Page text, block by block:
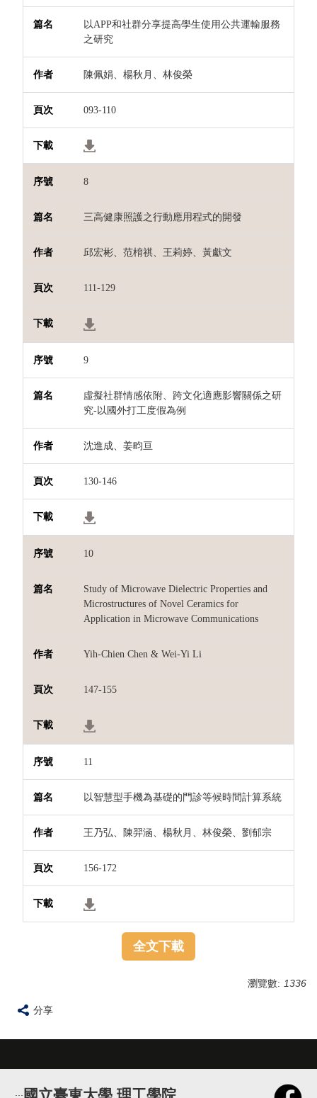
以APP和社群分享提高學生使用公共運輸服務
之研究
陳佩娟、楊秋月、林俊榮
093-110
8
三高健康照護之行動應用程式的開發
邱宏彬、范棛祺、王莉婷、黃獻文
111-129
9
虛擬社群情感依附、跨文化適應影響關係之研
究-以國外打工度假為例
沈進成、姜畇亘
130-146
10
Study of Microwave Dielectric Properties and
Microstructures of Novel Ceramics for
Application in Microwave Communications
Yih-Chien Chen & Wei-Yi Li
147-155
11
以智慧型手機為基礎的門診等候時間計算系統
王乃弘、陳羿涵、楊秋月、林俊榮、劉郁宗
156-172
全文下載
瀏覽數: 1336
分享